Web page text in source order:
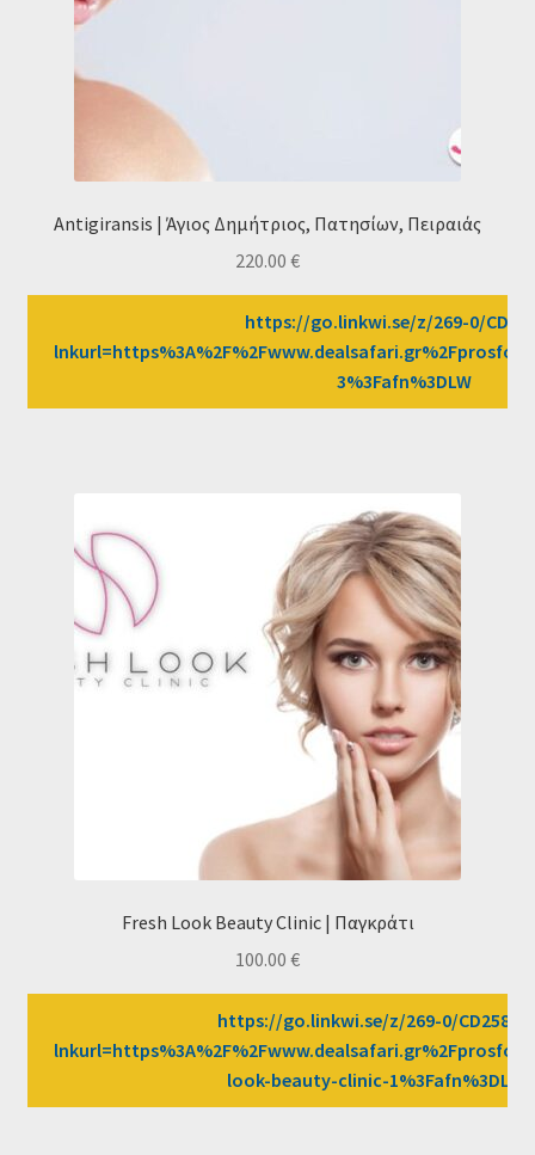
Antigiransis | Άγιος Δημήτριος, Πατησίων, Πειραιάς
220.00 €
https://go.linkwi.se/z/269-0/
3%3Fafn%3DLW
Fresh Look Beauty Clinic | Παγκράτι
100.00 €
https://go.linkwi.se/z/269-0/CD2589/?
look-beauty-clinic-1%3Fafn%3DLW